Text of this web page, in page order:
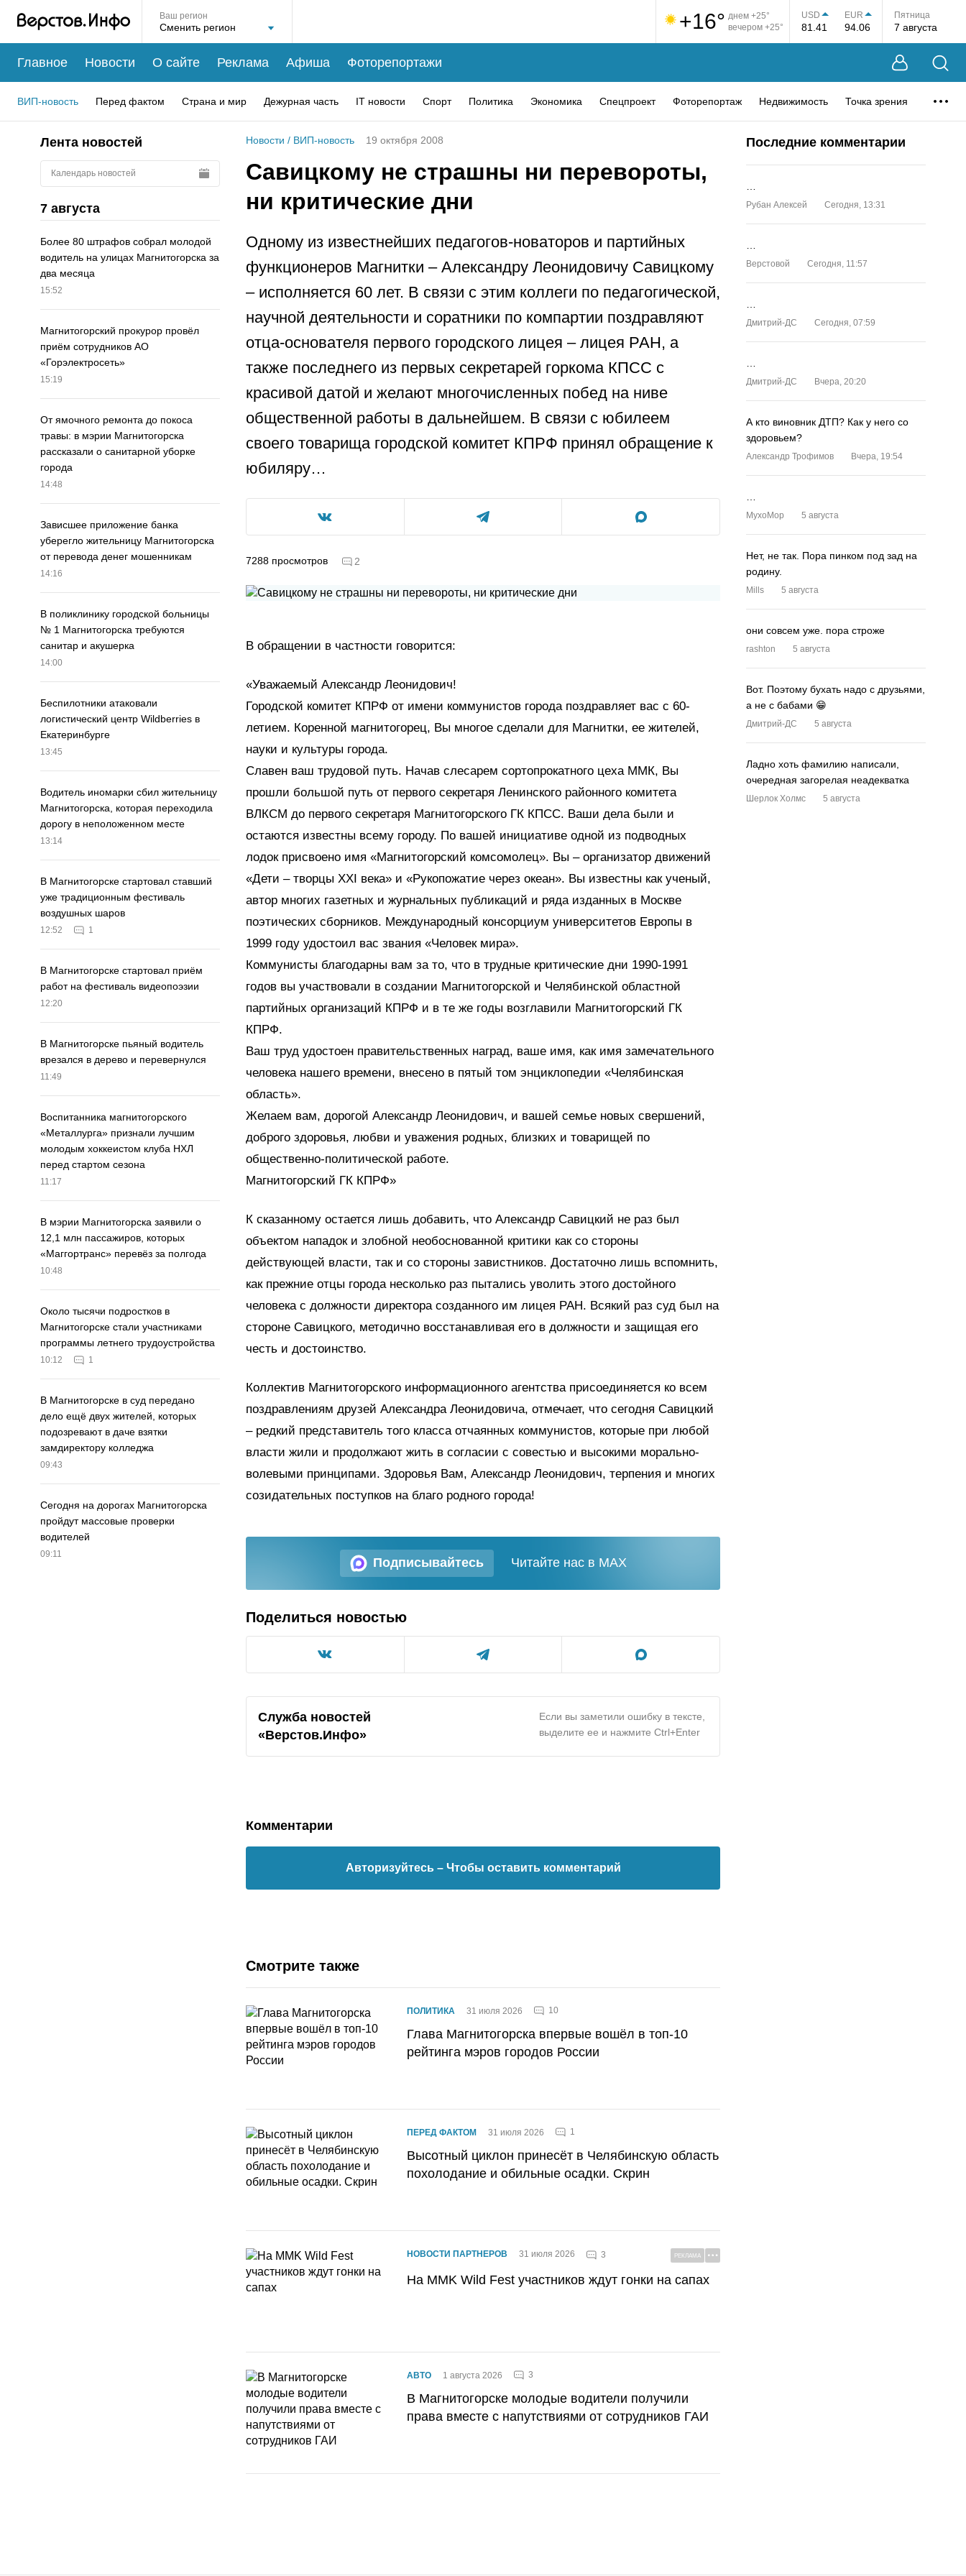
Ваш регион +16° днем +25°
вечером +25°
USD
81.41
EUR
94.06
Пятница
7 августа
Главное Новости О сайте Реклама Афиша Фоторепортажи
ВИП-новость Перед фактом Страна и мир Дежурная часть IT новости Спорт Политика Экономика Спецпроект Фоторепортаж Недвижимость Точка зрения
Лента новостей
Календарь новостей
7 августа
Более 80 штрафов собрал молодой
водитель на улицах Магнитогорска за
два месяца
15:52
Магнитогорский прокурор провёл
приём сотрудников АО
«Горэлектросеть»
15:19
От ямочного ремонта до покоса
травы: в мэрии Магнитогорска
рассказали о санитарной уборке
города
14:48
Зависшее приложение банка
уберегло жительницу Магнитогорска
от перевода денег мошенникам
14:16
В поликлинику городской больницы
№ 1 Магнитогорска требуются
санитар и акушерка
14:00
Беспилотники атаковали
логистический центр Wildberries в
Екатеринбурге
13:45
Водитель иномарки сбил жительницу
Магнитогорска, которая переходила
дорогу в неположенном месте
13:14
В Магнитогорске стартовал ставший
уже традиционным фестиваль
воздушных шаров
12:52 1
В Магнитогорске стартовал приём
работ на фестиваль видеопоэзии
12:20
В Магнитогорске пьяный водитель
врезался в дерево и перевернулся
11:49
Воспитанника магнитогорского
«Металлурга» признали лучшим
молодым хоккеистом клуба НХЛ
перед стартом сезона
11:17
В мэрии Магнитогорска заявили о
12,1 млн пассажиров, которых
«Маггортранс» перевёз за полгода
10:48
Около тысячи подростков в
Магнитогорске стали участниками
программы летнего трудоустройства
10:12 1
В Магнитогорске в суд передано
дело ещё двух жителей, которых
подозревают в даче взятки
замдиректору колледжа
09:43
Сегодня на дорогах Магнитогорска
пройдут массовые проверки
водителей
09:11
Новости / ВИП-новость 19 октября 2008
Савицкому не страшны ни перевороты,
ни критические дни
Одному из известнейших педагогов-новаторов и партийных
функционеров Магнитки – Александру Леонидовичу Савицкому
– исполняется 60 лет. В связи с этим коллеги по педагогической,
научной деятельности и соратники по компартии поздравляют
отца-основателя первого городского лицея – лицея РАН, а
также последнего из первых секретарей горкома КПСС с
красивой датой и желают многочисленных побед на ниве
общественной работы в дальнейшем. В связи с юбилеем
своего товарища городской комитет КПРФ принял обращение к
юбиляру…
7288 просмотров 2
В обращении в частности говорится:
«Уважаемый Александр Леонидович!
Городской комитет КПРФ от имени коммунистов города поздравляет вас с 60-
летием. Коренной магнитогорец, Вы многое сделали для Магнитки, ее жителей,
науки и культуры города.
Славен ваш трудовой путь. Начав слесарем сортопрокатного цеха ММК, Вы
прошли большой путь от первого секретаря Ленинского районного комитета
ВЛКСМ до первого секретаря Магнитогорского ГК КПСС. Ваши дела были и
остаются известны всему городу. По вашей инициативе одной из подводных
лодок присвоено имя «Магнитогорский комсомолец». Вы – организатор движений
«Дети – творцы XXI века» и «Рукопожатие через океан». Вы известны как ученый,
автор многих газетных и журнальных публикаций и ряда изданных в Москве
поэтических сборников. Международный консорциум университетов Европы в
1999 году удостоил вас звания «Человек мира».
Коммунисты благодарны вам за то, что в трудные критические дни 1990-1991
годов вы участвовали в создании Магнитогорской и Челябинской областной
партийных организаций КПРФ и в те же годы возглавили Магнитогорский ГК
КПРФ.
Ваш труд удостоен правительственных наград, ваше имя, как имя замечательного
человека нашего времени, внесено в пятый том энциклопедии «Челябинская
область».
Желаем вам, дорогой Александр Леонидович, и вашей семье новых свершений,
доброго здоровья, любви и уважения родных, близких и товарищей по
общественно-политической работе.
Магнитогорский ГК КПРФ»
К сказанному остается лишь добавить, что Александр Савицкий не раз был
объектом нападок и злобной необоснованной критики как со стороны
действующей власти, так и со стороны завистников. Достаточно лишь вспомнить,
как прежние отцы города несколько раз пытались уволить этого достойного
человека с должности директора созданного им лицея РАН. Всякий раз суд был на
стороне Савицкого, методично восстанавливая его в должности и защищая его
честь и достоинство.
Коллектив Магнитогорского информационного агентства присоединяется ко всем
поздравлениям друзей Александра Леонидовича, отмечает, что сегодня Савицкий
– редкий представитель того класса отчаянных коммунистов, которые при любой
власти жили и продолжают жить в согласии с совестью и высокими морально-
волевыми принципами. Здоровья Вам, Александр Леонидович, терпения и многих
созидательных поступков на благо родного города!
Подписывайтесь Читайте нас в MAX
Поделиться новостью
Служба новостей
«Верстов.Инфо»
Если вы заметили ошибку в тексте,
выделите ее и нажмите Ctrl+Enter
Комментарии
Авторизуйтесь – Чтобы оставить комментарий
Смотрите также
ПОЛИТИКА 31 июля 2026 10
Глава Магнитогорска впервые вошёл в топ-10
рейтинга мэров городов России
ПЕРЕД ФАКТОМ 31 июля 2026 1
Высотный циклон принесёт в Челябинскую область
похолодание и обильные осадки. Скрин
НОВОСТИ ПАРТНЕРОВ 31 июля 2026 3 РЕКЛАМА
На MMK Wild Fest участников ждут гонки на сапах
АВТО 1 августа 2026 3
В Магнитогорске молодые водители получили
права вместе с напутствиями от сотрудников ГАИ
Последние комментарии
Рубан Алексей Сегодня, 13:31
Верстовой Сегодня, 11:57
Дмитрий-ДС Сегодня, 07:59
Дмитрий-ДС Вчера, 20:20
А кто виновник ДТП? Как у него со
здоровьем?
Александр Трофимов Вчера, 19:54
MyxoMop 5 августа
Нет, не так. Пора пинком под зад на
родину.
Mills 5 августа
они совсем уже. пора строже
rashton 5 августа
Вот. Поэтому бухать надо с друзьями,
а не с бабами 😁
Дмитрий-ДС 5 августа
Ладно хоть фамилию написали,
очередная загорелая неадекватка
Шерлок Холмс 5 августа